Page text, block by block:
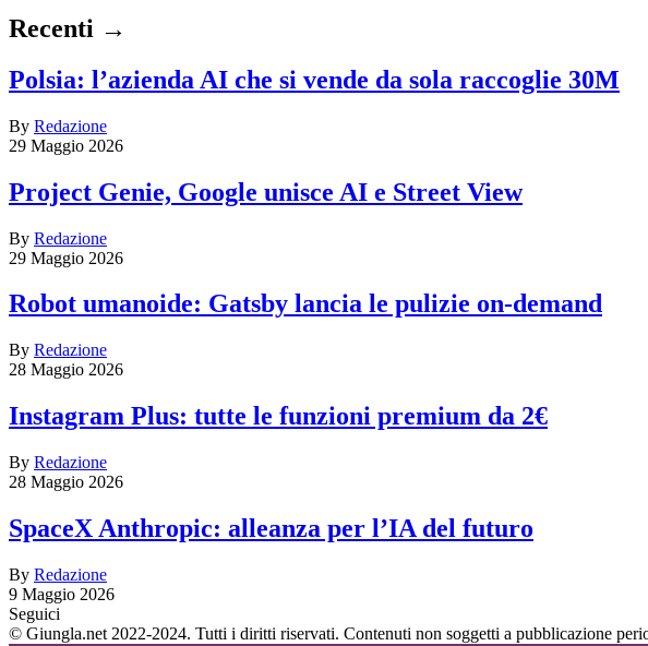
Recenti →
Polsia: l’azienda AI che si vende da sola raccoglie 30M
By Redazione
29 Maggio 2026
Project Genie, Google unisce AI e Street View
By Redazione
29 Maggio 2026
Robot umanoide: Gatsby lancia le pulizie on-demand
By Redazione
28 Maggio 2026
Instagram Plus: tutte le funzioni premium da 2€
By Redazione
28 Maggio 2026
SpaceX Anthropic: alleanza per l’IA del futuro
By Redazione
9 Maggio 2026
Seguici
© Giungla.net 2022-2024. Tutti i diritti riservati. Contenuti non soggetti a pubblicazione